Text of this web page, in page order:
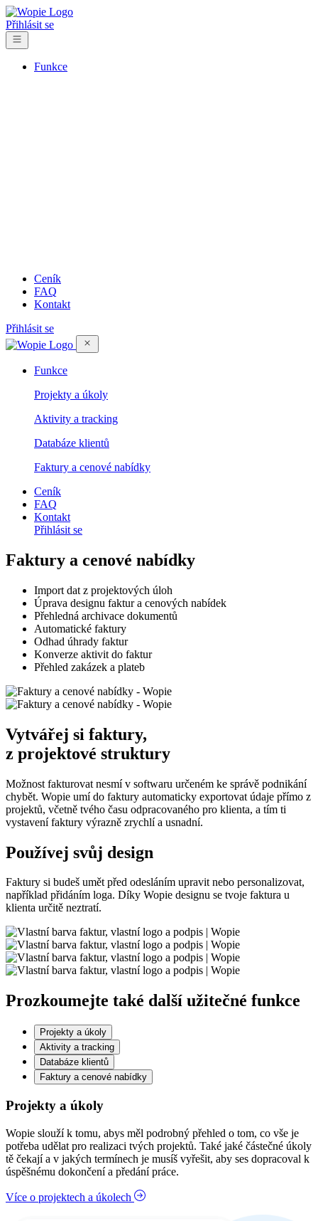
Přihlásit se
Funkce
Ceník
FAQ
Kontakt
Přihlásit se
Funkce
Projekty a úkoly
Aktivity a tracking
Databáze klientů
Faktury a cenové nabídky
Ceník
FAQ
Kontakt
Přihlásit se
Faktury a cenové nabídky
Import dat z projektových úloh
Úprava designu faktur a cenových nabídek
Přehledná archivace dokumentů
Automatické faktury
Odhad úhrady faktur
Konverze aktivit do faktur
Přehled zakázek a plateb
Vytvářej si faktury,
z projektové struktury
Možnost fakturovat nesmí v softwaru určeném ke správě podnikání
chybět. Wopie umí do faktury automaticky exportovat údaje přímo z
projektů, včetně tvého času odpracovaného pro klienta, a tím ti
vystavení faktury výrazně zrychlí a usnadní.
Používej svůj design
Faktury si budeš umět před odesláním upravit nebo personalizovat,
například přidáním loga. Díky Wopie designu se tvoje faktura u
klienta určitě neztratí.
Prozkoumejte také další užitečné funkce
Projekty a úkoly
Aktivity a tracking
Databáze klientů
Faktury a cenové nabídky
Projekty a úkoly
Wopie slouží k tomu, abys měl podrobný přehled o tom, co vše je
potřeba udělat pro realizaci tvých projektů. Také jaké částečné úkoly
tě čekají a v jakých termínech je musíš vyřešit, aby ses dopracoval k
úspěšnému dokončení a předání práce.
Více o projektech a úkolech